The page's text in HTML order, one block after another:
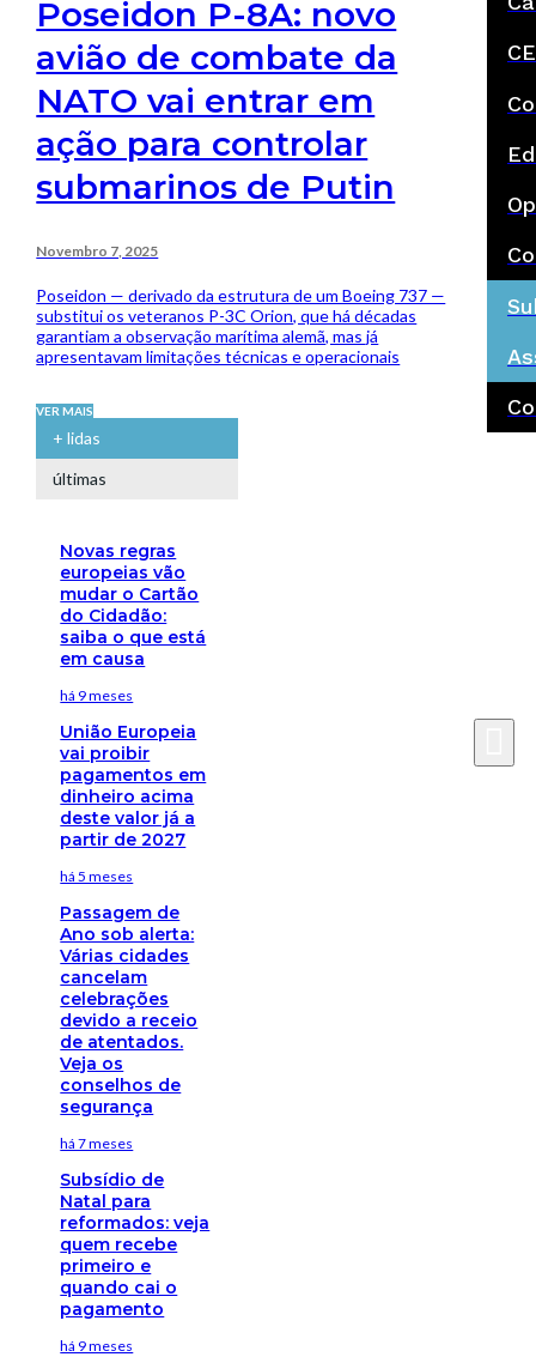
Poseidon P-8A: novo
avião de combate da
NATO vai entrar em
ação para controlar
submarinos de Putin
Novembro 7, 2025
Poseidon — derivado da estrutura de um Boeing 737 —
substitui os veteranos P-3C Orion, que há décadas
garantiam a observação marítima alemã, mas já
apresentavam limitações técnicas e operacionais
VER MAIS
+ lidas
últimas
Novas regras
europeias vão
mudar o Cartão
do Cidadão:
saiba o que está
em causa
há 9 meses
União Europeia
vai proibir
pagamentos em
dinheiro acima
deste valor já a
partir de 2027
há 5 meses
Passagem de
Ano sob alerta:
Várias cidades
cancelam
celebrações
devido a receio
de atentados.
Veja os
conselhos de
segurança
há 7 meses
Subsídio de
Natal para
reformados: veja
quem recebe
primeiro e
quando cai o
pagamento
há 9 meses